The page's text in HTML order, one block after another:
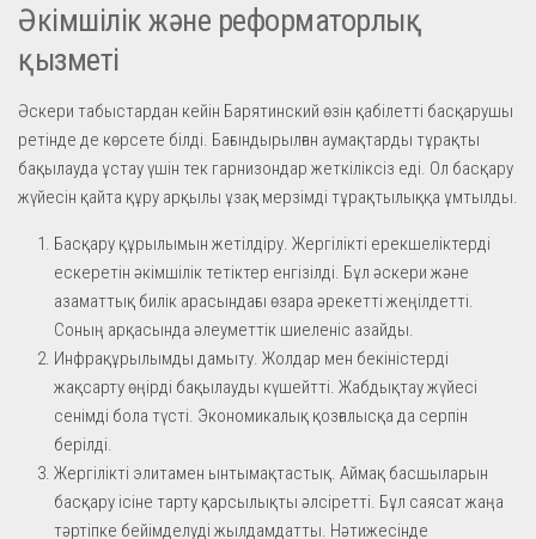
Әкімшілік және реформаторлық
қызметі
Әскери табыстардан кейін Барятинский өзін қабілетті басқарушы
ретінде де көрсете білді. Бағындырылған аумақтарды тұрақты
бақылауда ұстау үшін тек гарнизондар жеткіліксіз еді. Ол басқару
жүйесін қайта құру арқылы ұзақ мерзімді тұрақтылыққа ұмтылды.
Басқару құрылымын жетілдіру. Жергілікті ерекшеліктерді
ескеретін әкімшілік тетіктер енгізілді. Бұл әскери және
азаматтық билік арасындағы өзара әрекетті жеңілдетті.
Соның арқасында әлеуметтік шиеленіс азайды.
Инфрақұрылымды дамыту. Жолдар мен бекіністерді
жақсарту өңірді бақылауды күшейтті. Жабдықтау жүйесі
сенімді бола түсті. Экономикалық қозғалысқа да серпін
берілді.
Жергілікті элитамен ынтымақтастық. Аймақ басшыларын
басқару ісіне тарту қарсылықты әлсіретті. Бұл саясат жаңа
тәртіпке бейімделуді жылдамдатты. Нәтижесінде